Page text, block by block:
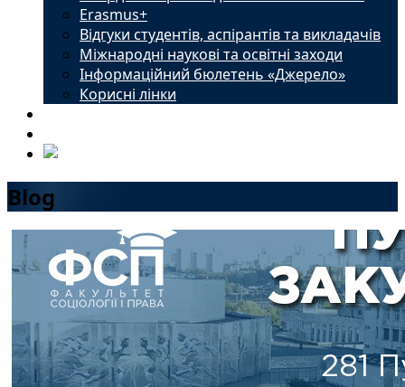
Erasmus+
Відгуки студентів, аспірантів та викладачів
Міжнародні наукові та освітні заходи
Інформаційний бюлетень «Джерело»
Корисні лінки
Blog